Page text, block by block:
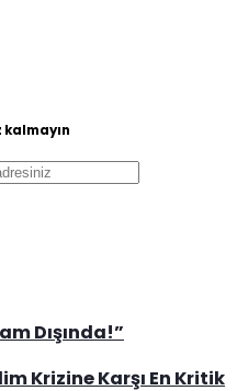
Dışında!”
Krizine Karşı En Kritik